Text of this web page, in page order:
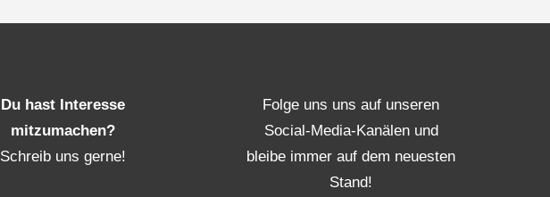
Du hast Interesse
mitzumachen?
Schreib uns gerne!
Folge uns uns auf unseren
Social-Media-Kanälen und
bleibe immer auf dem neuesten
Stand!